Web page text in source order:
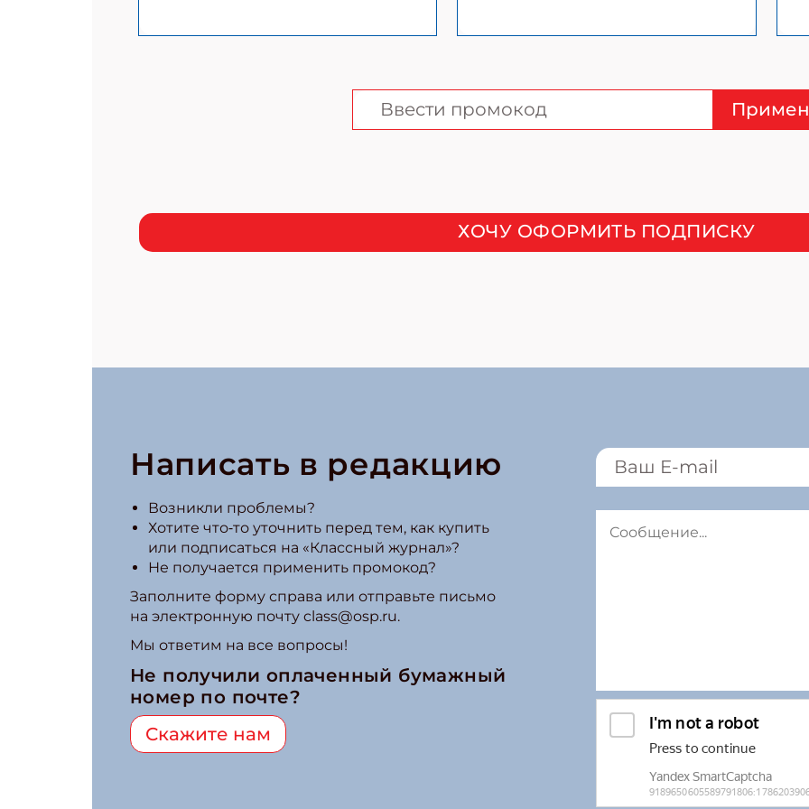
ХОЧУ ОФОРМИТЬ ПОДПИСКУ
Написать в редакцию
Возникли проблемы?
Хотите что‑то уточнить перед тем, как купить
или подписаться на «Классный журнал»?
Не получается применить промокод?
Заполните форму справа или отправьте письмо
на электронную почту class@osp.ru.
Мы ответим на все вопросы!
Не получили оплаченный бумажный
номер по почте?
Скажите нам